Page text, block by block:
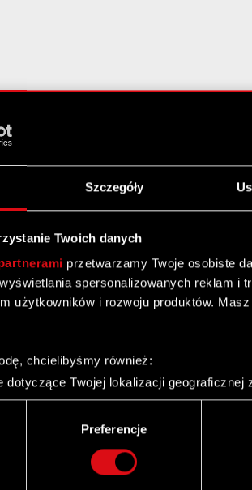
Szczegóły
Twoich danych
przetwarzamy Twoje osobiste
spersonalizowanych reklam i
użytkowników i rozwoju produktów.
chcielibyśmy również:
dotyczące Twojej lokalizacji geograficznej
urządzenie, aktywnie analizując
tego, jak Twoje osobiste dane są
plików cookie możesz zmienić lub
Preferencje